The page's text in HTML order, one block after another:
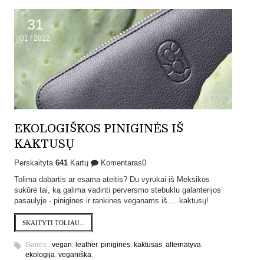
31
01 /2022
EKOLOGIŠKOS PINIGINĖS IŠ
KAKTUSŲ
Perskaityta 641 Kartų
Komentaras0
Tolima dabartis ar esama ateitis? Du vyrukai iš Meksikos
sukūrė tai, ką galima vadinti perversmo stebuklu galanterijos
pasaulyje - pinigines ir rankines veganams iš.....kaktusų!
SKAITYTI TOLIAU...
Gairės : vegan, leather, pinigines, kaktusas, alternatyva,
ekologija, veganiška,